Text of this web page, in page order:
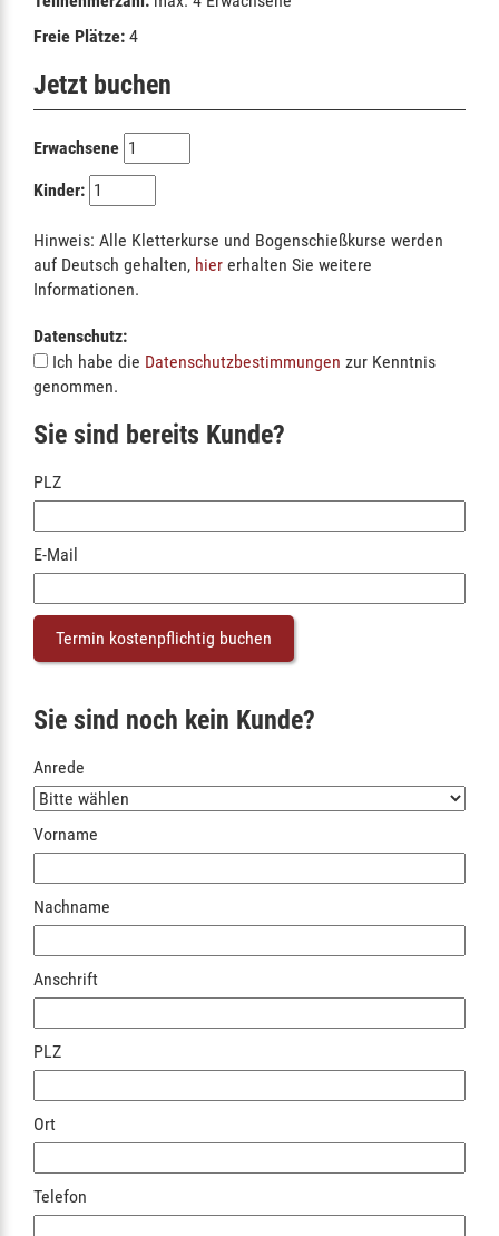
Freie Plätze: 4
Jetzt buchen
Erwachsene
Kinder:
Hinweis: Alle Kletterkurse und Bogenschießkurse werden
auf Deutsch gehalten, hier erhalten Sie weitere
Informationen.
Datenschutz:
Ich habe die Datenschutzbestimmungen zur Kenntnis
genommen.
Sie sind bereits Kunde?
PLZ
E-Mail
Sie sind noch kein Kunde?
Anrede
Vorname
Nachname
Anschrift
PLZ
Ort
Telefon